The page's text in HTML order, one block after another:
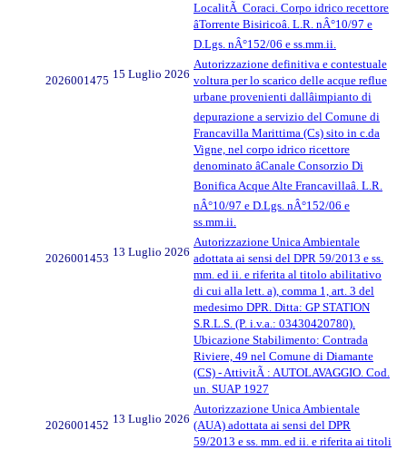
LocalitÃ Coraci. Corpo idrico recettore
âTorrente Bisiricoâ. L.R. nÂ°10/97 e
D.Lgs. nÂ°152/06 e ss.mm.ii.
2026001475 15 Luglio 2026
Autorizzazione definitiva e contestuale
voltura per lo scarico delle acque reflue
urbane provenienti dallâimpianto di
depurazione a servizio del Comune di
Francavilla Marittima (Cs) sito in c.da
Vigne, nel corpo idrico ricettore
denominato âCanale Consorzio Di
Bonifica Acque Alte Francavillaâ. L.R.
nÂ°10/97 e D.Lgs. nÂ°152/06 e
ss.mm.ii.
2026001453 13 Luglio 2026
Autorizzazione Unica Ambientale
adottata ai sensi del DPR 59/2013 e ss.
mm. ed ii. e riferita al titolo abilitativo
di cui alla lett. a), comma 1, art. 3 del
medesimo DPR. Ditta: GP STATION
S.R.L.S. (P. i.v.a.: 03430420780).
Ubicazione Stabilimento: Contrada
Riviere, 49 nel Comune di Diamante
(CS) - AttivitÃ : AUTOLAVAGGIO. Cod.
un. SUAP 1927
2026001452 13 Luglio 2026
Autorizzazione Unica Ambientale
(AUA) adottata ai sensi del DPR
59/2013 e ss. mm. ed ii. e riferita ai titoli